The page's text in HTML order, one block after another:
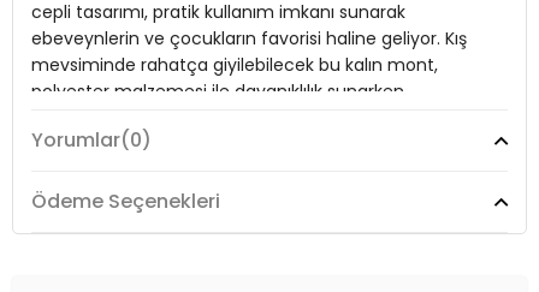
Yaka Tipi:Kapüşonlu Yaka
Kapama Şekli: Fermuarlı
Cep Tipi:Cepli
Uzunluk:Regular
cepli tasarımı, pratik kullanım imkanı sunarak
ebeveynlerin ve çocukların favorisi haline geliyor. Kış
mevsiminde rahatça giyilebilecek bu kalın mont,
polyester malzemesi ile dayanıklılık sunarken,
sağlıyor. Lela mont, soğuk günlerin tadını çıkarırken stil
Yorumlar(0)
Ödeme Seçenekleri